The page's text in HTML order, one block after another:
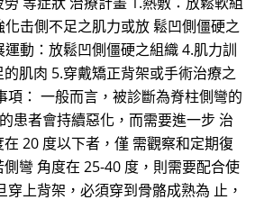
击側不足之肌力或放 鬆凹側僵硬之
運動：放鬆凹側僵硬之組織 4.肌力訓
肌肉 5.穿戴矯正背架或手術治療之
項： 一般而言，被診斷為脊柱側彎的
患者會持續惡化，而需要進一步 治
20 度以下者，僅 需觀察和定期復
彎 角度在 25-40 度，則需要配合使
上背架，必須穿到骨骼成熟為 止，